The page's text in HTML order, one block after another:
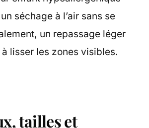
séchage à l’air sans se
un repassage léger
lisser les zones visibles.
tailles et